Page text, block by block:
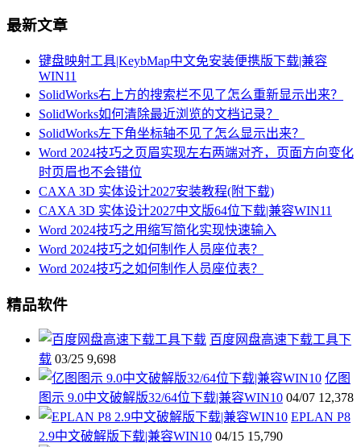
最新文章
键盘映射工具|KeybMap中文免安装便携版下载|兼容
WIN11
SolidWorks右上方的搜索栏不见了怎么重新显示出来？
SolidWorks如何清除最近浏览的文档记录？
SolidWorks左下角坐标轴不见了怎么显示出来？
Word 2024技巧之页眉实现左右两端对齐，页面方向变化
时页眉也不会错位
CAXA 3D 实体设计2027安装教程(附下载)
CAXA 3D 实体设计2027中文版64位下载|兼容WIN11
Word 2024技巧之用缩写简化实现快速输入
Word 2024技巧之如何制作人员座位表？
Word 2024技巧之如何制作人员座位表？
精品软件
百度网盘高速下载工具下
载 03/25 9,698
亿图
图示 9.0中文破解版32/64位下载|兼容WIN10 04/07 12,378
EPLAN P8
2.9中文破解版下载|兼容WIN10 04/15 15,790